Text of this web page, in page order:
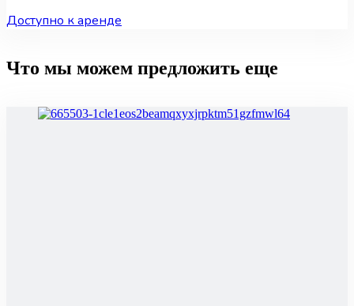
Доступно к аренде
Что мы можем предложить еще